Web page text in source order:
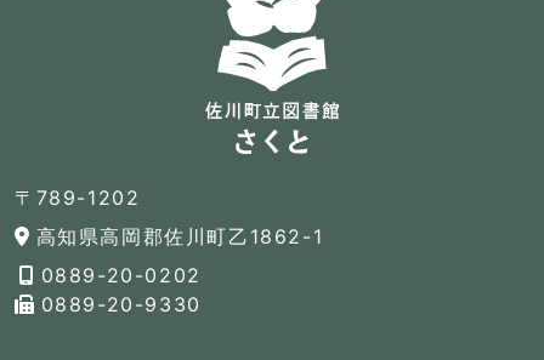
〒789-1202
高知県高岡郡佐川町乙1862-1
0889-20-0202
0889-20-9330